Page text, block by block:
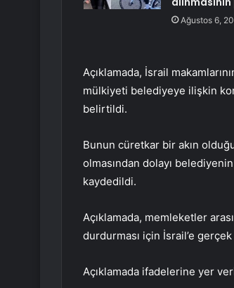
Ağustos 6,
Açıklamada, İsrail
mülkiyeti belediyeye ilişkin
belirtildi.
Bunun cüretkar bir akın
olmasından dolayı
kaydedildi.
Açıklamada, memleketler
durdurması için İsrail’e
Açıklamada ifadelerine yer